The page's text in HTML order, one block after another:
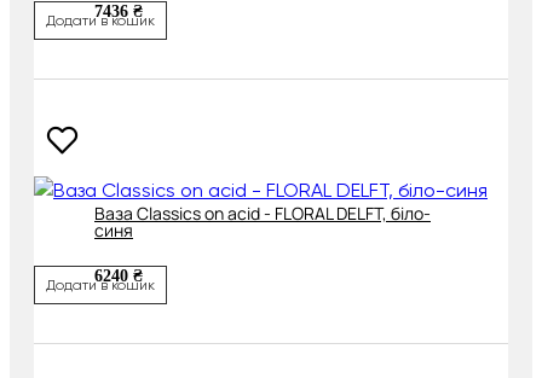
7436 ₴
Додати в кошик
Ваза Classics on acid - FLORAL DELFT, біло-
синя
6240 ₴
Додати в кошик